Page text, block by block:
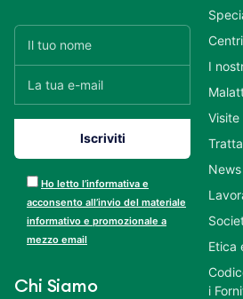
Ho letto l’informativa e
acconsento all’invio del materiale
informativo e promozionale a
mezzo email
Chi Siamo
Centri
I
Visite
News
Etica
i